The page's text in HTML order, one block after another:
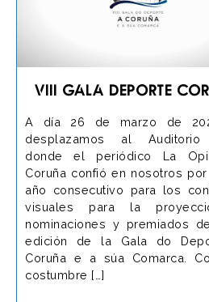
VIII GALA DEPORTE
A día 26 de marzo de
desplazamos al Auditorio
donde el periódico La
Coruña confió en nosotros
año consecutivo para los
visuales para la
nominaciones y premiados
edición de la Gala do
Coruña e a súa Comarca.
costumbre […]